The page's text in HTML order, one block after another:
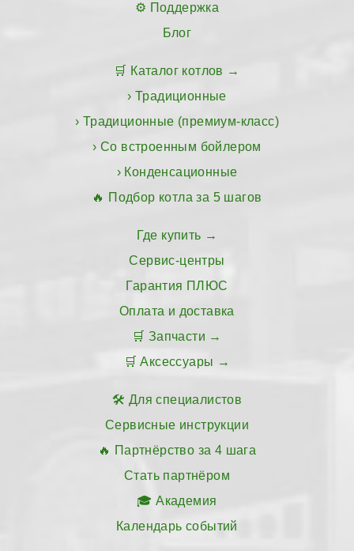
Поддержка
Блог
Каталог котлов
Традиционные
Традиционные (премиум-класс)
Со встроенным бойлером
Конденсационные
Подбор котла за 5 шагов
Где купить
Сервис-центры
Гарантия ПЛЮС
Оплата и доставка
Запчасти
Аксессуары
Для специалистов
Сервисные инструкции
Партнёрство за 4 шага
Стать партнёром
Академия
Календарь событий